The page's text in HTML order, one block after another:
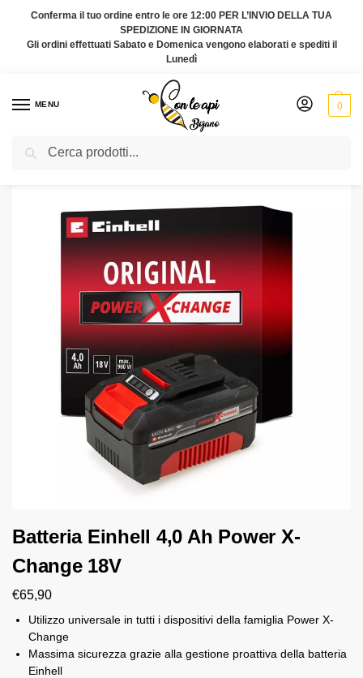
Conferma il tuo ordine entro le ore 12:00 PER L’INVIO DELLA TUA
SPEDIZIONE IN GIORNATA
Gli ordini effettuati Sabato e Domenica vengono elaborati e spediti il
Lunedì
MENU 0
Home Agricoltura e Giardinaggio
Batteria Einhell 4,0 Ah Power X-
Change 18V
€65,90
Utilizzo universale in tutti i dispositivi della famiglia Power X-
Change
Massima sicurezza grazie alla gestione proattiva della batteria
Einhell